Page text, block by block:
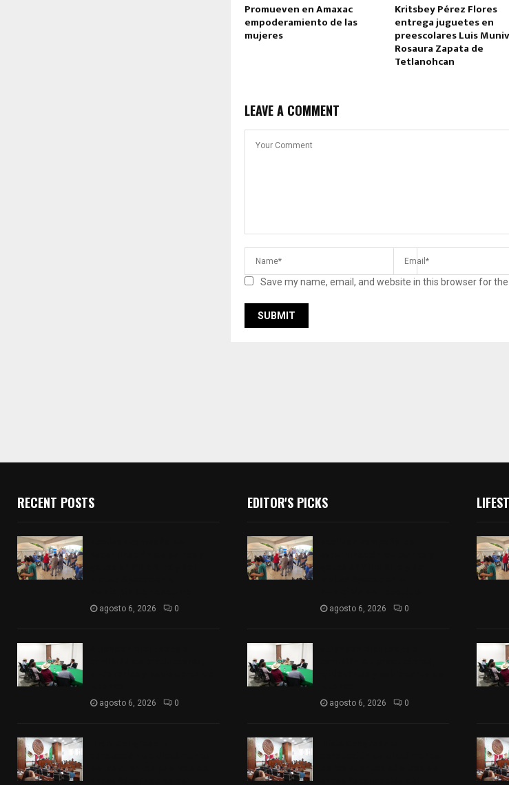
Promueven en Amaxac
empoderamiento de las
mujeres
Kritsbey Pérez Flores
entrega juguetes en
preescolares Luis
Rosaura Zapata de
Tetlanohcan
LEAVE A COMMENT
Save my name, email, and website in this browser for
RECENT POSTS
agosto 6, 2026 0
agosto 6, 2026 0
EDITOR'S PICKS
agosto 6, 2026 0
agosto 6, 2026 0